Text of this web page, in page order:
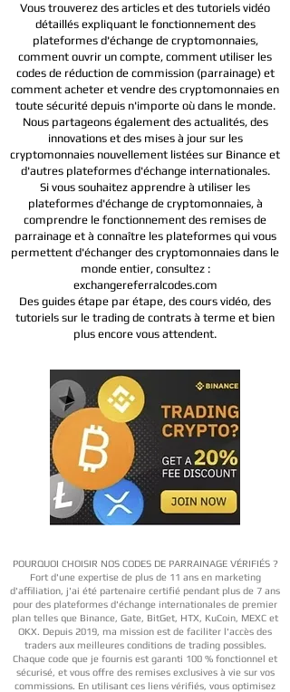
Vous trouverez des articles et des tutoriels vidéo
détaillés expliquant le fonctionnement des
plateformes d'échange de cryptomonnaies,
comment ouvrir un compte, comment utiliser les
codes de réduction de commission (parrainage) et
comment acheter et vendre des cryptomonnaies en
toute sécurité depuis n'importe où dans le monde.
Nous partageons également des actualités, des
innovations et des mises à jour sur les
cryptomonnaies nouvellement listées sur Binance et
d'autres plateformes d'échange internationales.
Si vous souhaitez apprendre à utiliser les
plateformes d'échange de cryptomonnaies, à
comprendre le fonctionnement des remises de
parrainage et à connaître les plateformes qui vous
permettent d'échanger des cryptomonnaies dans le
monde entier, consultez :
exchangereferralcodes.com
Des guides étape par étape, des cours vidéo, des
tutoriels sur le trading de contrats à terme et bien
plus encore vous attendent.
POURQUOI CHOISIR NOS CODES DE PARRAINAGE VÉRIFIÉS ?
Fort d'une expertise de plus de 11 ans en marketing
d'affiliation, j'ai été partenaire certifié pendant plus de 7 ans
pour des plateformes d'échange internationales de premier
plan telles que Binance, Gate, BitGet, HTX, KuCoin, MEXC et
OKX. Depuis 2019, ma mission est de faciliter l'accès des
traders aux meilleures conditions de trading possibles.
Chaque code que je fournis est garanti 100 % fonctionnel et
sécurisé, et vous offre des remises exclusives à vie sur vos
commissions. En utilisant ces liens vérifiés, vous optimisez